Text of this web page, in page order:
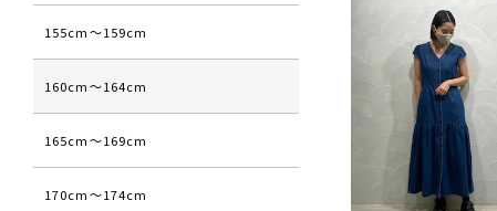
155cm〜159cm
160cm〜164cm
165cm〜169cm
170cm〜174cm